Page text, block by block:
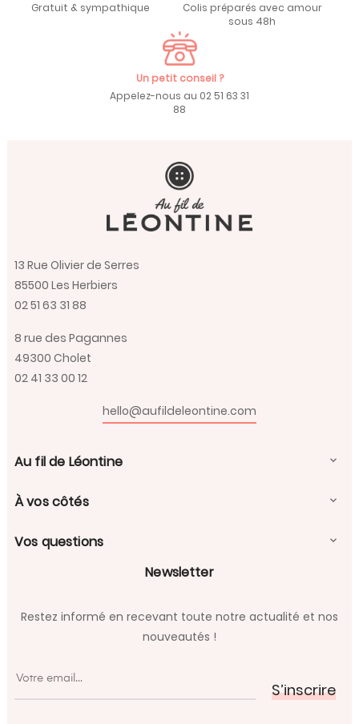
Gratuit & sympathique
Colis préparés avec amour
sous 48h
Un petit conseil ?
Appelez-nous au 02 51 63 31
88
13 Rue Olivier de Serres
85500 Les Herbiers
02 51 63 31 88
8 rue des Pagannes
49300 Cholet
02 41 33 00 12
hello@aufildeleontine.com
Au fil de Léontine 
À vos côtés 
Vos questions 
Newsletter
Restez informé en recevant toute notre actualité et nos
nouveautés !
S’inscrire